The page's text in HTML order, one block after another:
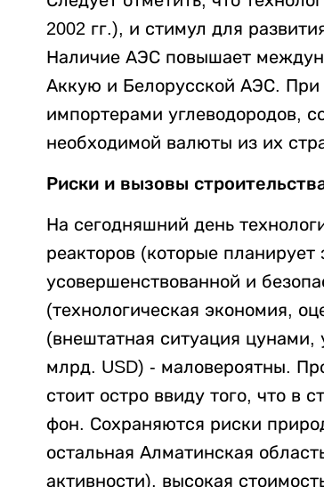
2002 гг.), и стимул для
Наличие АЭС повышает
Аккую и Белорусской АЭС. При
импортерами углеводородов,
необходимой валюты из их
Риски и вызовы
На сегодняшний день
реакторов (которые планирует
усовершенствованной и
(технологическая экономия,
(внештатная ситуация
млрд. USD) - маловероятны.
стоит остро ввиду того, что в
фон. Сохраняются риски
остальная Алматинская
активности), высокая